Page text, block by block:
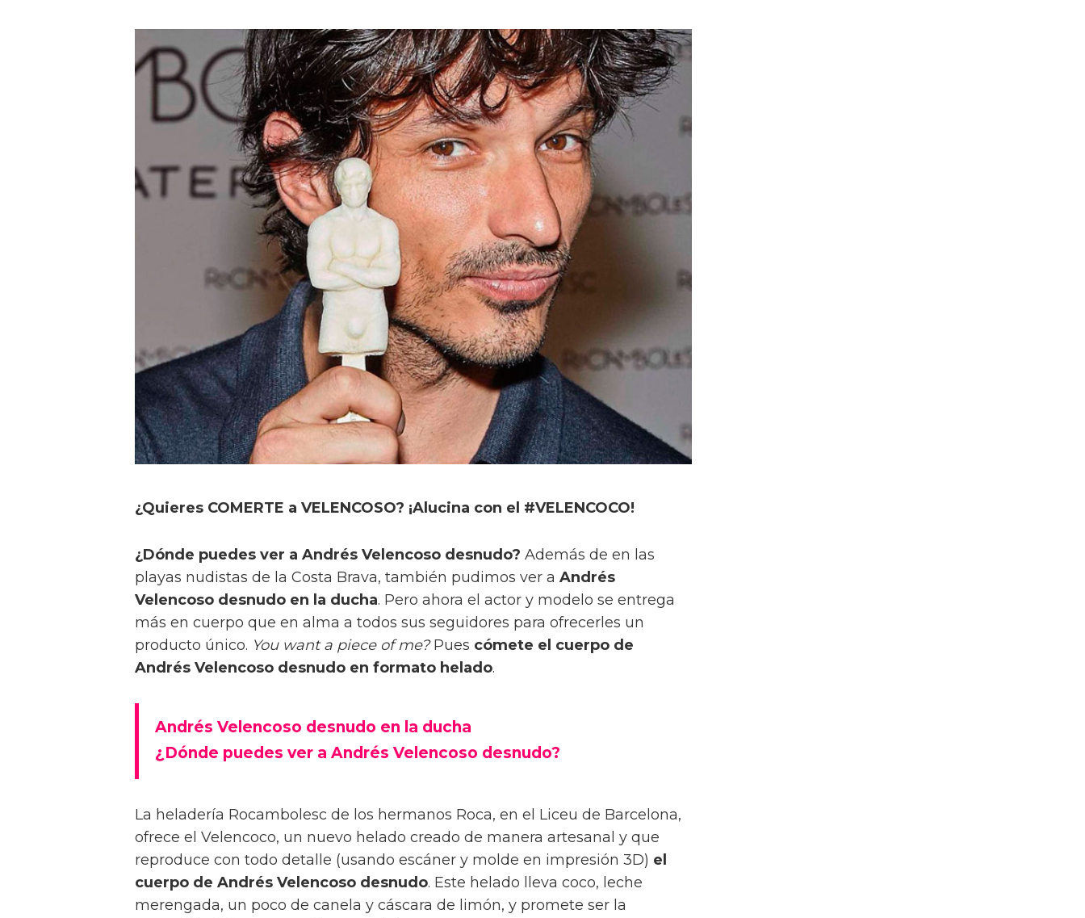
¿Quieres COMERTE a VELENCOSO? ¡Alucina con el #VELENCOCO!
¿Dónde puedes ver a Andrés Velencoso desnudo? Además de en las
playas nudistas de la Costa Brava, también pudimos ver a Andrés
Velencoso desnudo en la ducha. Pero ahora el actor y modelo se entrega
más en cuerpo que en alma a todos sus seguidores para ofrecerles un
producto único. You want a piece of me?Pues cómete el cuerpo de
Andrés Velencoso desnudo en formato helado.
Andrés Velencoso desnudo en la ducha
¿Dónde puedes ver a Andrés Velencoso desnudo?
La heladería Rocambolesc de los hermanos Roca, en el Liceu de Barcelona,
ofrece el Velencoco, un nuevo helado creado de manera artesanal y que
reproduce con todo detalle (usando escáner y molde en impresión 3D) el
cuerpo de Andrés Velencoso desnudo. Este helado lleva coco, leche
merengada, un poco de canela y cáscara de limón, y promete ser la